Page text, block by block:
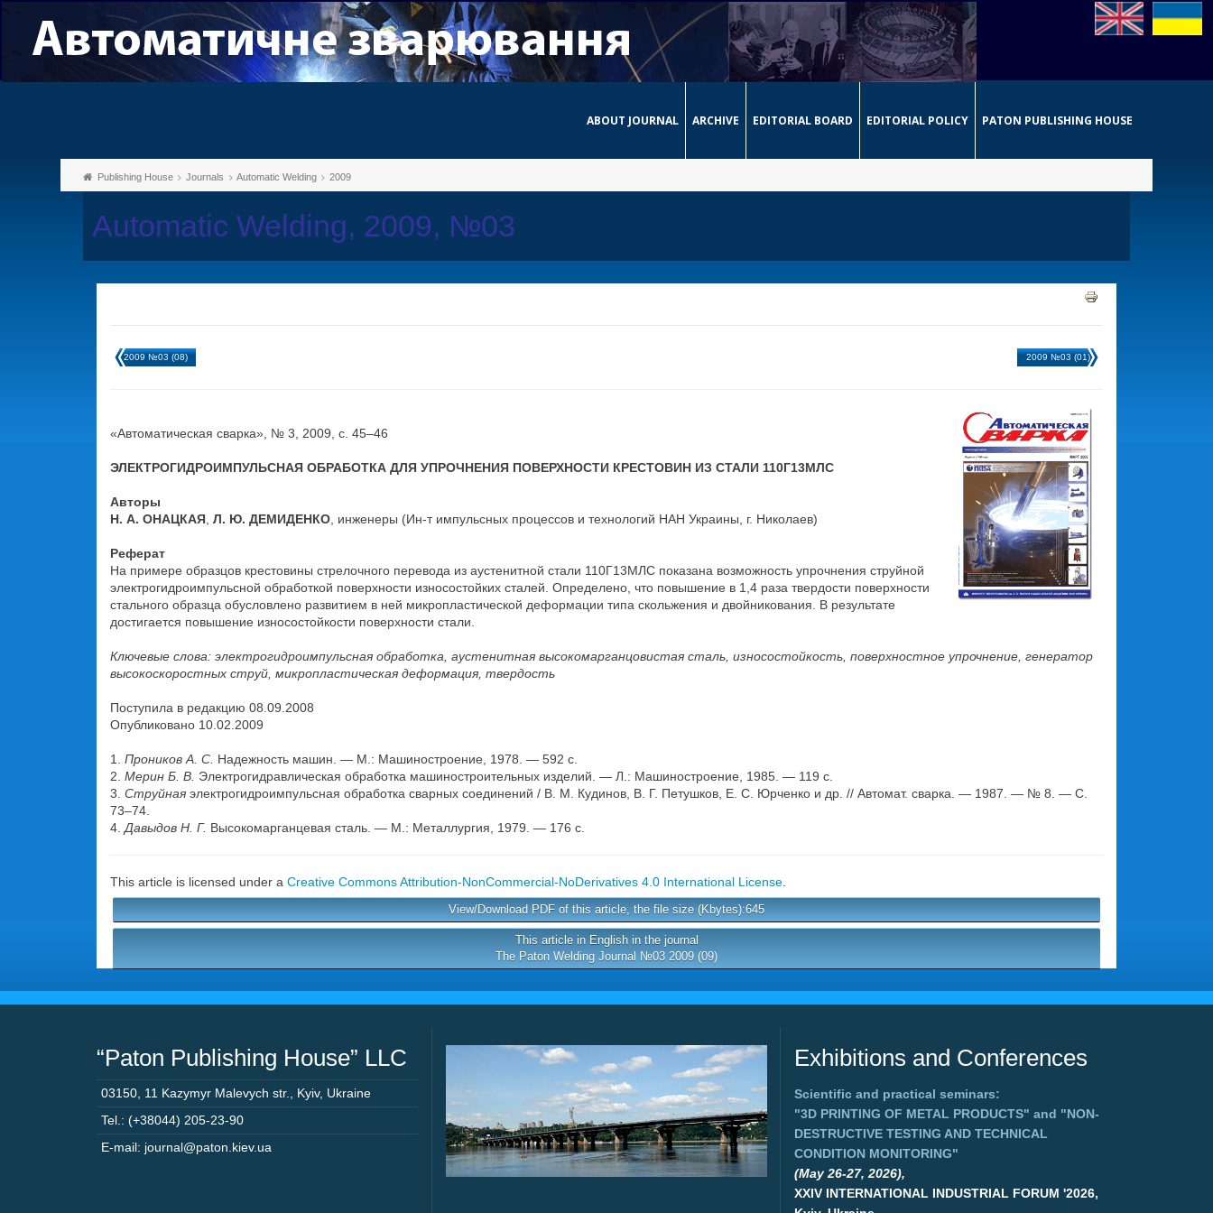
ABOUT JOURNAL ARCHIVE EDITORIAL BOARD EDITORIAL POLICY PATON PUBLISHING HOUSE
Publishing House Journals Automatic Welding 2009
Automatic Welding, 2009, №03
2009 №03 (08) 2009 №03 (01)
«Автоматическая сварка», № 3, 2009, с. 45–46
ЭЛЕКТРОГИДРОИМПУЛЬСНАЯ ОБРАБОТКА ДЛЯ УПРОЧНЕНИЯ ПОВЕРХНОСТИ КРЕСТОВИН ИЗ СТАЛИ 110Г13МЛС
Авторы
Н. А. ОНАЦКАЯ Л. Ю. ДЕМИДЕНКО , инженеры (Ин-т импульсных процессов и технологий НАН Украины, г. Николаев)
Реферат
На примере образцов крестовины стрелочного перевода из аустенитной стали 110Г13МЛС показана возможность упрочнения струйной
электрогидроимпульсной обработкой поверхности износостойких сталей. Определено, что повышение в 1,4 раза твердости поверхности
стального образца обусловлено развитием в ней микропластической деформации типа скольжения и двойникования. В результате
достигается повышение износостойкости поверхности стали.
Ключевые слова: электрогидроимпульсная обработка, аустенитная высокомарганцовистая сталь, износостойкость, поверхностное упрочнение, генератор
высокоскоростных струй, микропластическая деформация, твердость
Поступила в редакцию 08.09.2008
Опубликовано 10.02.2009
1. Проников А. С. Надежность машин. — М.: Машиностроение, 1978. — 592 с.
2. Мерин Б. В. Электрогидравлическая обработка машиностроительных изделий. — Л.: Машиностроение, 1985. — 119 с.
3. Струйная электрогидроимпульсная обработка сварных соединений / В. М. Кудинов, В. Г. Петушков, Е. С. Юрченко и др. // Автомат. сварка. — 1987. — № 8. — С.
73–74.
4. Давыдов Н. Г. Высокомарганцевая сталь. — М.: Металлургия, 1979. — 176 c.
This article is licensed under a Creative Commons Attribution-NonCommercial-NoDerivatives 4.0 International License
View/Download PDF of this article, the file size (Kbytes):645
This article in English in the journal
The Paton Welding Journal №03 2009 (09)
“Paton Publishing House” LLC
03150 11 Kazymyr Malevych str. Kyiv, Ukraine
Tel.: (+38044) 205-23-90
E-mail: journal@paton.kiev.ua
Exhibitions and Conferences
Scientific and practical seminars:
"3D PRINTING OF METAL PRODUCTS" and "NON-
DESTRUCTIVE TESTING AND TECHNICAL
CONDITION MONITORING"
(May 26-27, 2026),
XXIV INTERNATIONAL INDUSTRIAL FORUM '2026,